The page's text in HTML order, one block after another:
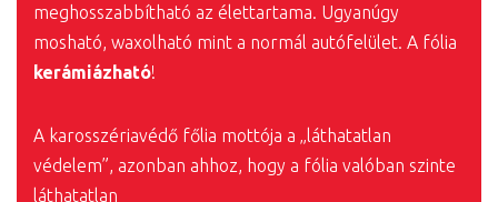
meghosszabbítható az élettartama. Ugyanúgy
mosható, waxolható mint a normál autófelület. A fólia
kerámiázható!
A karosszériavédő főlia mottója a „láthatatlan
védelem”, azonban ahhoz, hogy a fólia valóban szinte
láthatatlan